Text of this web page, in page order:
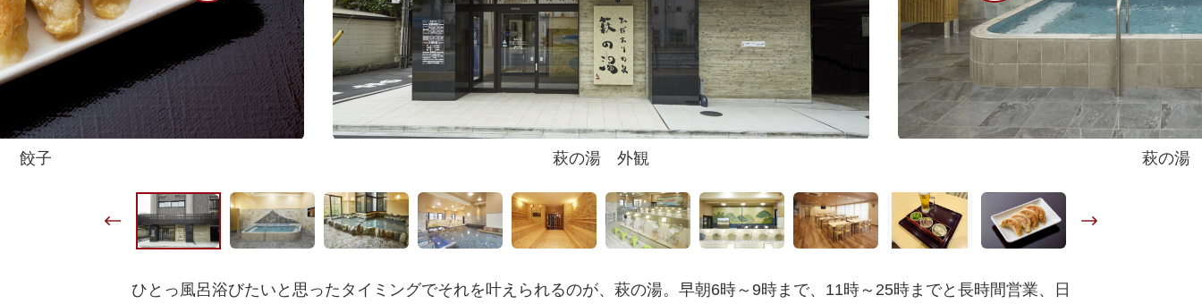
餃子 萩の湯 外観 萩の湯
ひとっ風呂浴びたいと思ったタイミングでそれを叶えられるのが、萩の湯。早朝6時～9時まで、11時～25時までと長時間営業、日